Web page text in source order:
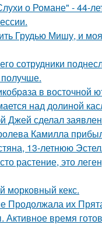
о Романе" - 44-
Грудью Мишу, и
сотрудники
в восточной
над долиной
Джей сделал
Камилла
13-летнюю
растение, это
морковный кекс.
их
время